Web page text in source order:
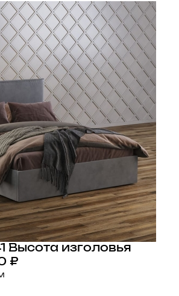
Высота изголовья
₽